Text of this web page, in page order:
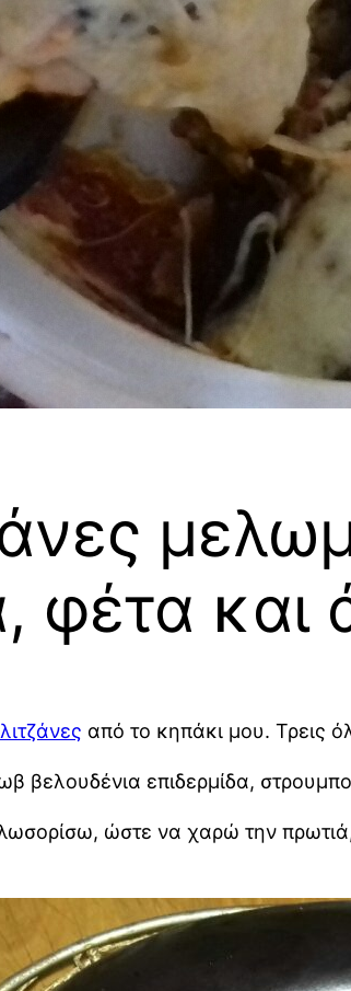
φέτα και
από το κηπάκι μου. Τρεις
βελουδένια επιδερμίδα,
ώστε να χαρώ την